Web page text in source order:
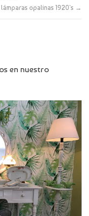
opalinas 1920`s →
en nuestro